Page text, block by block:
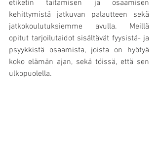
etiketin taitamisen ja osaamisen
kehittymistä jatkuvan palautteen sekä
jatkokoulutuksiemme avulla. Meillä
opitut tarjoilutaidot sisältävät fyysistä- ja
psyykkistä osaamista, joista on hyötyä
koko elämän ajan, sekä töissä, että sen
ulkopuolella.